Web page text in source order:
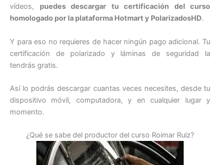
vídeos, puedes descargar tu certificación del curso
homologado por la plataforma Hotmart y PolarizadosHD.
Y para eso no requieres de hacer ningún pago adicional. Tu
certificación de polarizado y láminas de seguridad la
tendrás gratis.
Así lo podrás descargar cuantas veces necesites, desde tu
dispositivo móvil, computadora, y en cualquier lugar y
momento.
¿Qué se sabe del productor del curso Roimar Ruiz?